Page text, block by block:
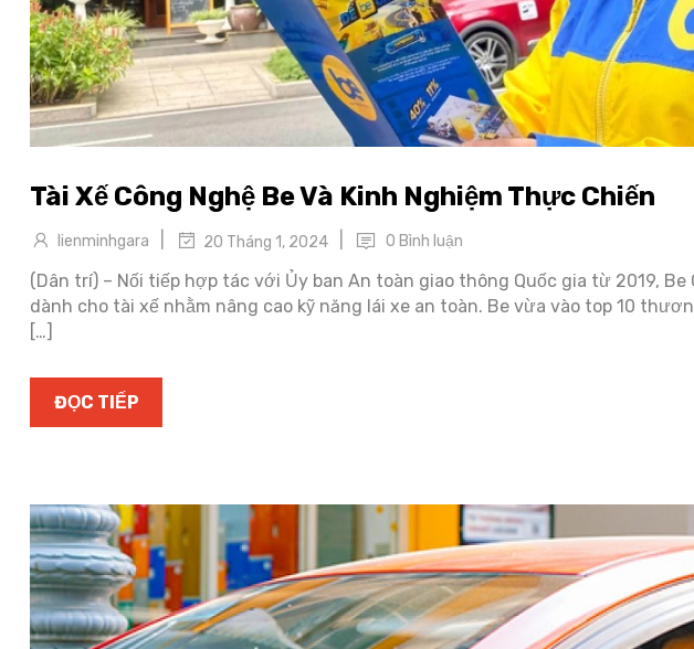
Tài Xế Công Nghệ Be Và Kinh Nghiệm Thực Chiến
lienminhgara 20 Tháng 1, 2024 0 Bình luận
(Dân trí) – Nối tiếp hợp tác với Ủy ban An toàn giao thông Quốc gia từ 2019,
dành cho tài xế nhằm nâng cao kỹ năng lái xe an toàn. Be vừa vào top 10
[…]
ĐỌC TIẾP